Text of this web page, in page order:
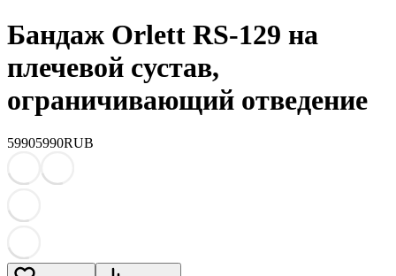
Бандаж Orlett RS-129 на
плечевой сустав,
ограничивающий отведение
59905990RUB